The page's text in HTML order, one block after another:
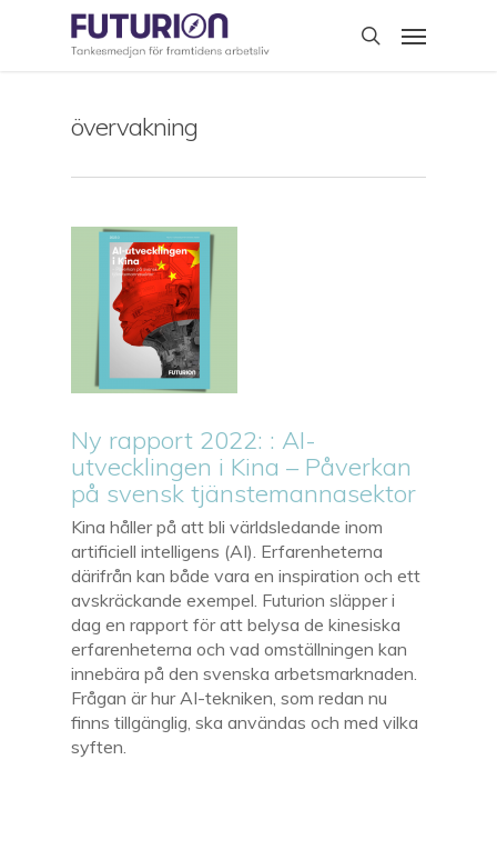
search
Menu
övervakning
Ny rapport 2022: : AI-
utvecklingen i Kina – Påverkan
på svensk tjänstemannasektor
Kina håller på att bli världsledande inom
artificiell intelligens (AI). Erfarenheterna
därifrån kan både vara en inspiration och ett
avskräckande exempel. Futurion släpper i
dag en rapport för att belysa de kinesiska
erfarenheterna och vad omställningen kan
innebära på den svenska arbetsmarknaden.
Frågan är hur AI-tekniken, som redan nu
finns tillgänglig, ska användas och med vilka
syften.